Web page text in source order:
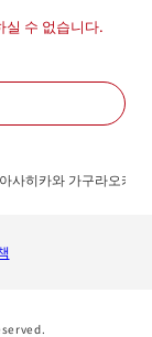
실 수 없습니다.
사히카와 가구라오카점